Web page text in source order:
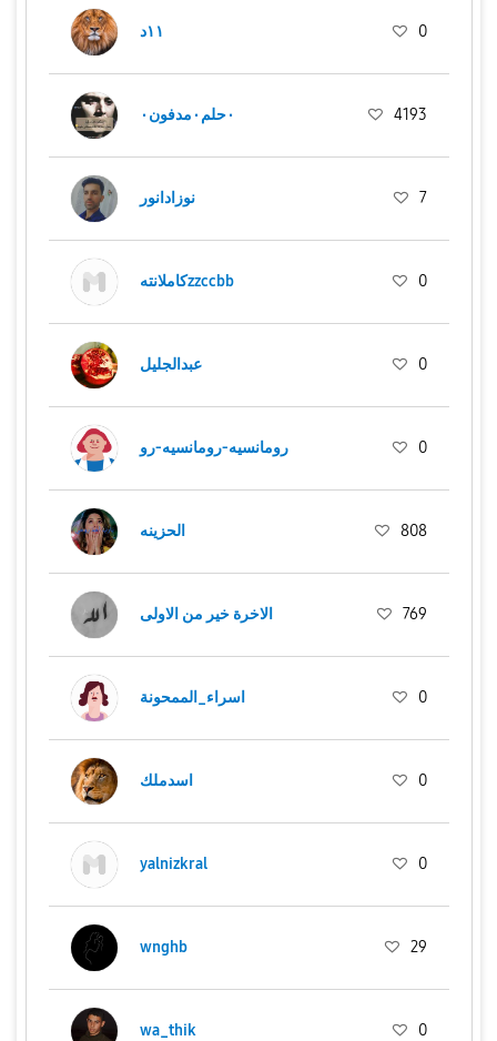
١١د 0
٠حلم٠مدفون٠ 4193
نوزادانور 7
كاملانتهzzccbb 0
عبدالجليل 0
رومانسيه-رومانسيه-رو 0
الحزينه 808
الاخرة خير من الاولى 769
اسراء_الممحونة 0
اسدملك 0
yalnizkral 0
wnghb 29
wa_thik 0